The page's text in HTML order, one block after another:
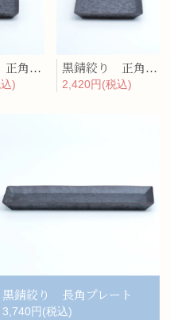
黒錆絞り 正角プレート（小）
)
黒錆絞り 正角プレート（中）
2,420円(税込)
黒錆絞り 長角プレート
3,740円(税込)